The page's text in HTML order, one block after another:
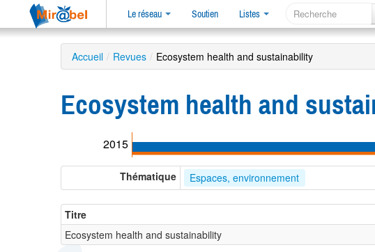
Le réseau Soutien Listes
Accueil / Revues / Ecosystem health and sustainability
Ecosystem health and
2015
Thématique Espaces, environnement
Titre
Ecosystem health and sustainability